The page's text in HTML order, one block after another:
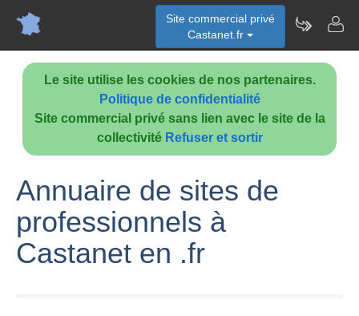
Le site utilise les cookies de nos partenaires.
Politique de confidentialité
Site commercial privé sans lien avec le site de la
collectivité Refuser et sortir
Site commercial privé
Castanet.fr
Annuaire de sites de
professionnels à
Castanet en .fr